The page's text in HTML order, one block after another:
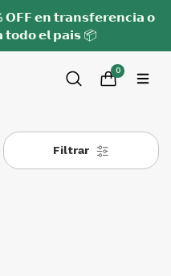
𝗢𝗙𝗙 𝗲𝗻 𝘁𝗿𝗮𝗻𝘀𝗳𝗲𝗿𝗲𝗻𝗰𝗶𝗮 𝗼
𝘁𝗼𝗱𝗼 𝗲𝗹 𝗽𝗮𝗶𝘀 📦
0
Filtrar